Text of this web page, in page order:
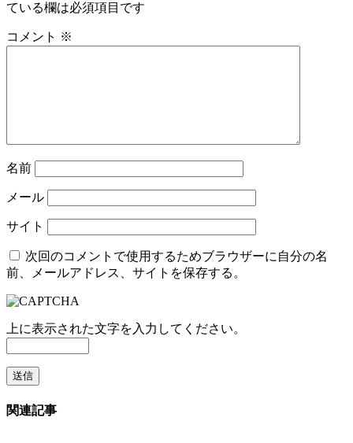
ている欄は必須項目です
コメント ※
名前
メール
サイト
次回のコメントで使用するためブラウザーに自分の名
前、メールアドレス、サイトを保存する。
上に表示された文字を入力してください。
関連記事